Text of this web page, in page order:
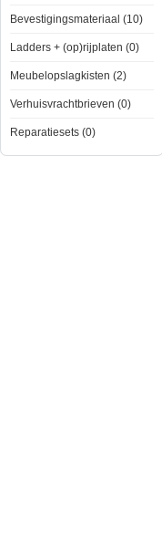
Bevestigingsmateriaal (10)
Ladders + (op)rijplaten (0)
Meubelopslagkisten (2)
Verhuisvrachtbrieven (0)
Reparatiesets (0)